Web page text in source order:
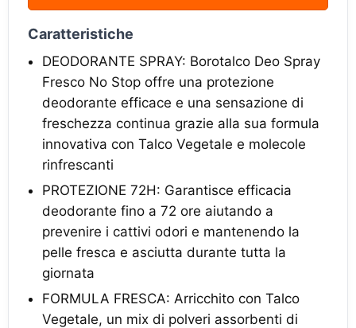
Caratteristiche
DEODORANTE SPRAY: Borotalco Deo Spray
Fresco No Stop offre una protezione
deodorante efficace e una sensazione di
freschezza continua grazie alla sua formula
innovativa con Talco Vegetale e molecole
rinfrescanti
PROTEZIONE 72H: Garantisce efficacia
deodorante fino a 72 ore aiutando a
prevenire i cattivi odori e mantenendo la
pelle fresca e asciutta durante tutta la
giornata
FORMULA FRESCA: Arricchito con Talco
Vegetale, un mix di polveri assorbenti di